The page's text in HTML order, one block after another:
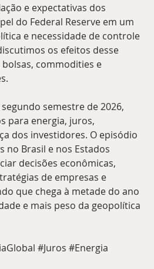
e expectativas dos
do Federal Reserve em um
e necessidade de controle
os efeitos desse
commodities e
semestre de 2026,
para energia, juros,
dos investidores. O episódio
no Brasil e nos Estados
decisões econômicas,
de empresas e
que chega à metade do ano
e mais peso da geopolítica
#Juros #Energia